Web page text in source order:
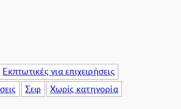
Εκπτωτικές για επιχειρήσεις
Σεφ Χωρίς κατηγορία